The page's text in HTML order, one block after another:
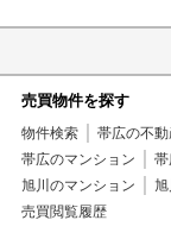
売買物件を探す
物件検索 帯広の不
帯広のマンション
旭川のマンション
売買閲覧履歴